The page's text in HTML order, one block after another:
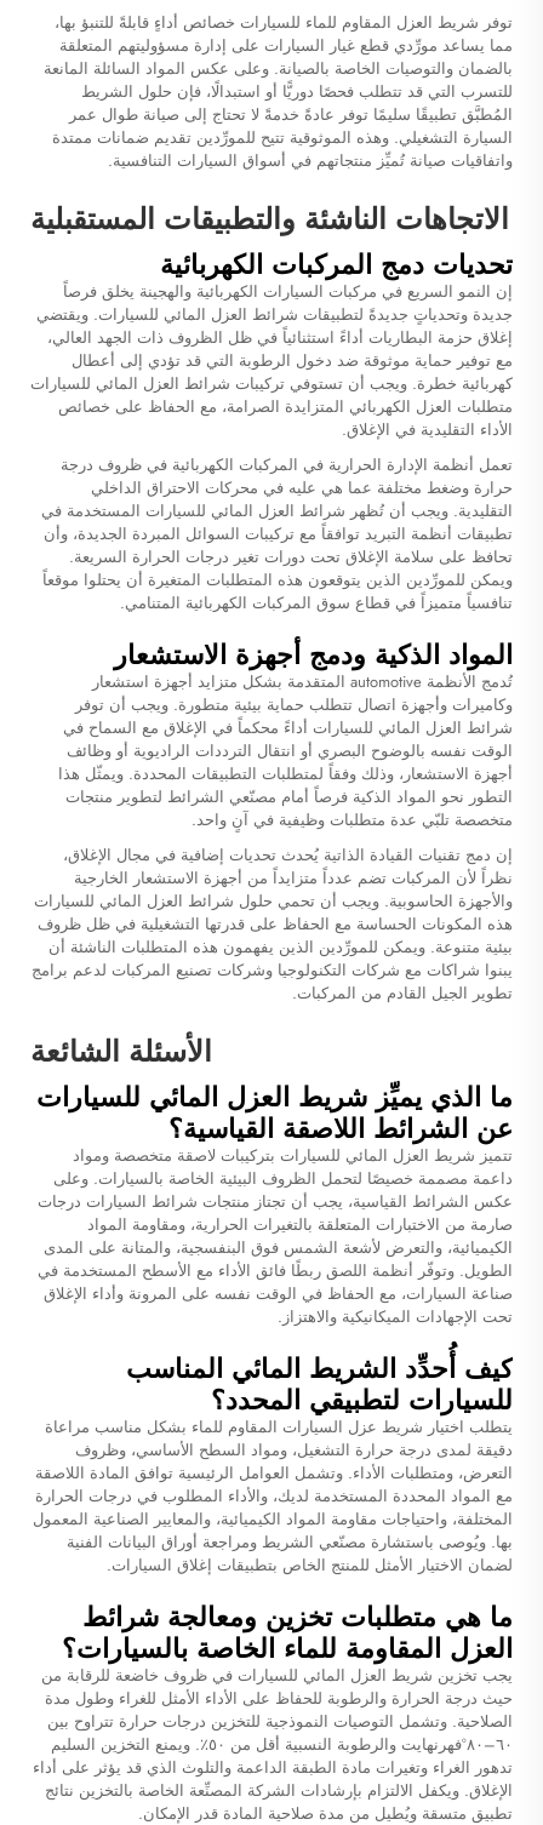
توفر شريط العزل المقاوم للماء للسيارات خصائص أداءٍ قابلةً للتنبؤ بها،
مما يساعد مورِّدي قطع غيار السيارات على إدارة مسؤوليتهم المتعلقة
بالضمان والتوصيات الخاصة بالصيانة. وعلى عكس المواد السائلة المانعة
للتسرب التي قد تتطلب فحصًا دوريًّا أو استبدالًا، فإن حلول الشريط
المُطبَّق تطبيقًا سليمًا توفر عادةً خدمةً لا تحتاج إلى صيانة طوال عمر
السيارة التشغيلي. وهذه الموثوقية تتيح للمورِّدين تقديم ضمانات ممتدة
واتفاقيات صيانة تُميِّز منتجاتهم في أسواق السيارات التنافسية.
الاتجاهات الناشئة والتطبيقات المستقبلية
تحديات دمج المركبات الكهربائية
إن النمو السريع في مركبات السيارات الكهربائية والهجينة يخلق فرصاً
جديدة وتحدياتٍ جديدةً لتطبيقات شرائط العزل المائي للسيارات. ويقتضي
إغلاق حزمة البطاريات أداءً استثنائياً في ظل الظروف ذات الجهد العالي،
مع توفير حماية موثوقة ضد دخول الرطوبة التي قد تؤدي إلى أعطال
كهربائية خطرة. ويجب أن تستوفي تركيبات شرائط العزل المائي للسيارات
متطلبات العزل الكهربائي المتزايدة الصرامة، مع الحفاظ على خصائص
الأداء التقليدية في الإغلاق.
تعمل أنظمة الإدارة الحرارية في المركبات الكهربائية في ظروف درجة
حرارة وضغط مختلفة عما هي عليه في محركات الاحتراق الداخلي
التقليدية. ويجب أن تُظهر شرائط العزل المائي للسيارات المستخدمة في
تطبيقات أنظمة التبريد توافقاً مع تركيبات السوائل المبردة الجديدة، وأن
تحافظ على سلامة الإغلاق تحت دورات تغير درجات الحرارة السريعة.
ويمكن للمورِّدين الذين يتوقعون هذه المتطلبات المتغيرة أن يحتلوا موقعاً
تنافسياً متميزاً في قطاع سوق المركبات الكهربائية المتنامي.
المواد الذكية ودمج أجهزة الاستشعار
تُدمج الأنظمة automotive المتقدمة بشكل متزايد أجهزة استشعار
وكاميرات وأجهزة اتصال تتطلب حماية بيئية متطورة. ويجب أن توفر
شرائط العزل المائي للسيارات أداءً محكماً في الإغلاق مع السماح في
الوقت نفسه بالوضوح البصري أو انتقال الترددات الراديوية أو وظائف
أجهزة الاستشعار، وذلك وفقاً لمتطلبات التطبيقات المحددة. ويمثّل هذا
التطور نحو المواد الذكية فرصاً أمام مصنّعي الشرائط لتطوير منتجات
متخصصة تلبّي عدة متطلبات وظيفية في آنٍ واحد.
إن دمج تقنيات القيادة الذاتية يُحدث تحديات إضافية في مجال الإغلاق،
نظراً لأن المركبات تضم عدداً متزايداً من أجهزة الاستشعار الخارجية
والأجهزة الحاسوبية. ويجب أن تحمي حلول شرائط العزل المائي للسيارات
هذه المكونات الحساسة مع الحفاظ على قدرتها التشغيلية في ظل ظروف
بيئية متنوعة. ويمكن للمورِّدين الذين يفهمون هذه المتطلبات الناشئة أن
يبنوا شراكات مع شركات التكنولوجيا وشركات تصنيع المركبات لدعم برامج
تطوير الجيل القادم من المركبات.
الأسئلة الشائعة
ما الذي يميِّز شريط العزل المائي للسيارات
عن الشرائط اللاصقة القياسية؟
تتميز شريط العزل المائي للسيارات بتركيبات لاصقة متخصصة ومواد
داعمة مصممة خصيصًا لتحمل الظروف البيئية الخاصة بالسيارات. وعلى
عكس الشرائط القياسية، يجب أن تجتاز منتجات شرائط السيارات درجات
صارمة من الاختبارات المتعلقة بالتغيرات الحرارية، ومقاومة المواد
الكيميائية، والتعرض لأشعة الشمس فوق البنفسجية، والمتانة على المدى
الطويل. وتوفّر أنظمة اللصق ربطًا فائق الأداء مع الأسطح المستخدمة في
صناعة السيارات، مع الحفاظ في الوقت نفسه على المرونة وأداء الإغلاق
تحت الإجهادات الميكانيكية والاهتزاز.
كيف أُحدِّد الشريط المائي المناسب
للسيارات لتطبيقي المحدد؟
يتطلب اختيار شريط عزل السيارات المقاوم للماء بشكل مناسب مراعاة
دقيقة لمدى درجة حرارة التشغيل، ومواد السطح الأساسي، وظروف
التعرض، ومتطلبات الأداء. وتشمل العوامل الرئيسية توافق المادة اللاصقة
مع المواد المحددة المستخدمة لديك، والأداء المطلوب في درجات الحرارة
المختلفة، واحتياجات مقاومة المواد الكيميائية، والمعايير الصناعية المعمول
بها. ويُوصى باستشارة مصنّعي الشريط ومراجعة أوراق البيانات الفنية
لضمان الاختيار الأمثل للمنتج الخاص بتطبيقات إغلاق السيارات.
ما هي متطلبات تخزين ومعالجة شرائط
العزل المقاومة للماء الخاصة بالسيارات؟
يجب تخزين شريط العزل المائي للسيارات في ظروف خاضعة للرقابة من
حيث درجة الحرارة والرطوبة للحفاظ على الأداء الأمثل للغراء وطول مدة
الصلاحية. وتشمل التوصيات النموذجية للتخزين درجات حرارة تتراوح بين
٦٠–٨٠°فهرنهايت والرطوبة النسبية أقل من ٥٠٪. ويمنع التخزين السليم
تدهور الغراء وتغيرات مادة الطبقة الداعمة والتلوث الذي قد يؤثر على أداء
الإغلاق. ويكفل الالتزام بإرشادات الشركة المصنِّعة الخاصة بالتخزين نتائج
تطبيق متسقة ويُطيل من مدة صلاحية المادة قدر الإمكان.